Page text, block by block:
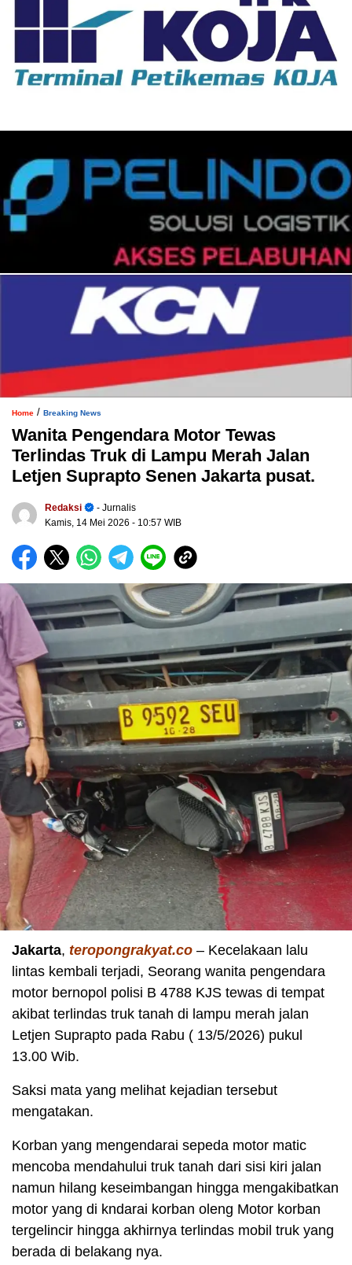
Home / Breaking News
Wanita Pengendara Motor Tewas
Terlindas Truk di Lampu Merah Jalan
Letjen Suprapto Senen Jakarta pusat.
Redaksi
- Jurnalis
Kamis, 14 Mei 2026 - 10:57 WIB
Jakarta, teropongrakyat.co – Kecelakaan lalu
lintas kembali terjadi, Seorang wanita pengendara
motor bernopol polisi B 4788 KJS tewas di tempat
akibat terlindas truk tanah di lampu merah jalan
Letjen Suprapto pada Rabu ( 13/5/2026) pukul
13.00 Wib.
Saksi mata yang melihat kejadian tersebut
mengatakan.
Korban yang mengendarai sepeda motor matic
mencoba mendahului truk tanah dari sisi kiri jalan
namun hilang keseimbangan hingga mengakibatkan
motor yang di kndarai korban oleng Motor korban
tergelincir hingga akhirnya terlindas mobil truk yang
berada di belakang nya.